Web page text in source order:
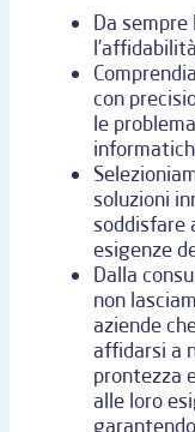
Da
con
le
soluzioni
soddisfare
esigenze
Dalla
non
aziende
affidarsi a
prontezza
alle loro